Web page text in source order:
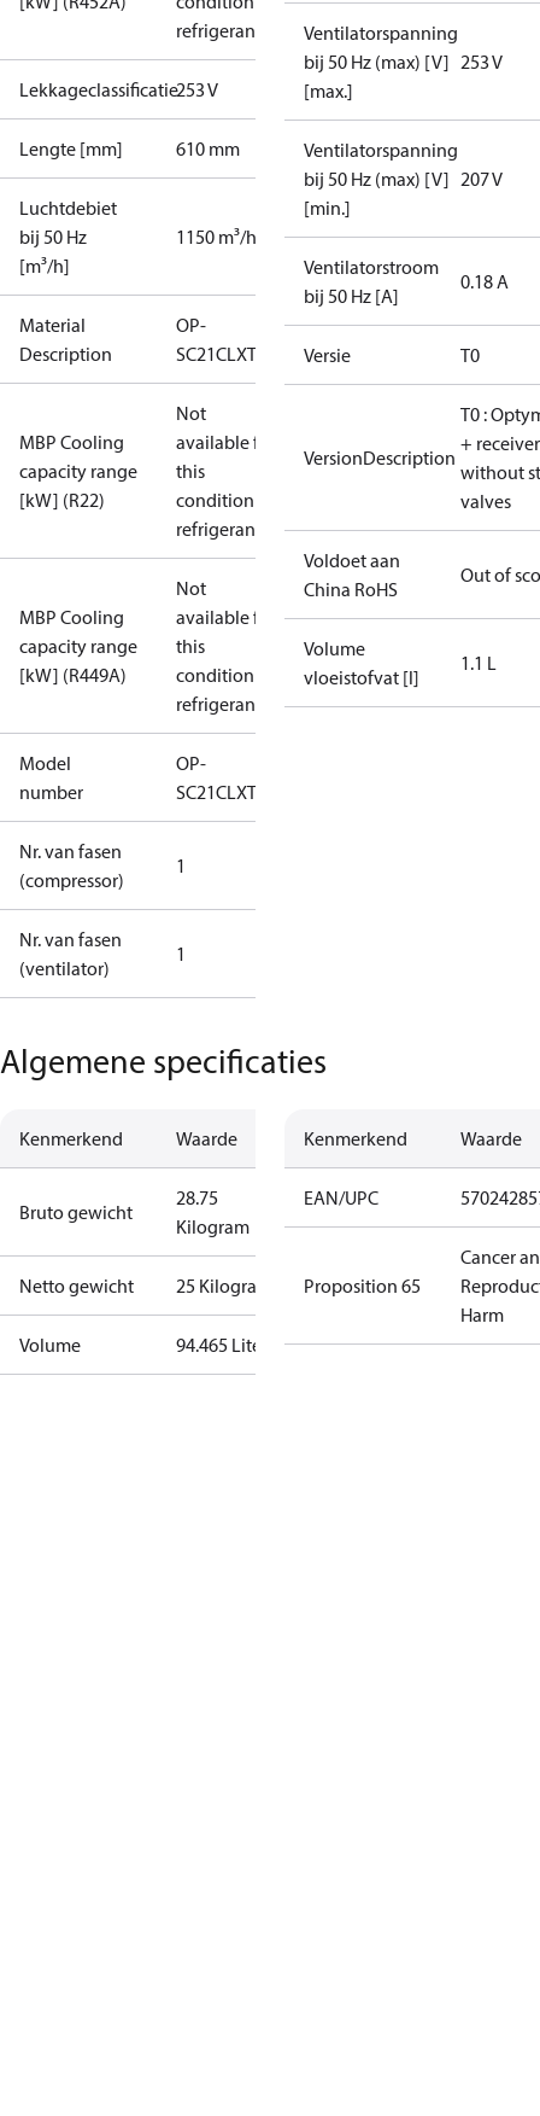
refrigerant
Lekkageclassificatie253 V
Lengte [mm] 610 mm
Luchtdebiet
bij 50 Hz
[m³/h]
1150 m³/h
Material
Description
OP-
SC21CLXT0
MBP Cooling
capacity range
[kW] (R22)
Not
available for
this
condition /
refrigerant
MBP Cooling
capacity range
[kW] (R449A)
Not
available for
this
condition /
refrigerant
Model
number
OP-
SC21CLXT0
Nr. van fasen
(compressor)
1
Nr. van fasen
(ventilator)
1
Ventilatorspanning
bij 50 Hz (max) [V]
[max.]
253 V
Ventilatorspanning
bij 50 Hz (max) [V]
[min.]
207 V
Ventilatorstroom
bij 50 Hz [A]
0.18 A
Versie T0
VersionDescription
T0 :
+ receiver
without
valves
Voldoet aan
China RoHS
Out of
Volume
vloeistofvat [l]
1.1 L
Algemene specificaties
Kenmerkend Waarde
Bruto gewicht
28.75
Kilogram
Netto gewicht 25 Kilogram
Volume 94.465 Liter
Kenmerkend Waarde
EAN/UPC
Proposition 65
Cancer
Harm